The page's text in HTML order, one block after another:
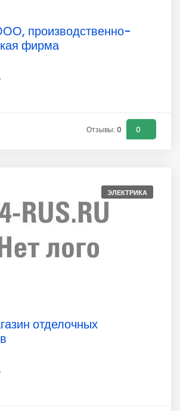
производственно-
фирма
Отзывы: 0 0
ЭЛЕКТРИКА
отделочных